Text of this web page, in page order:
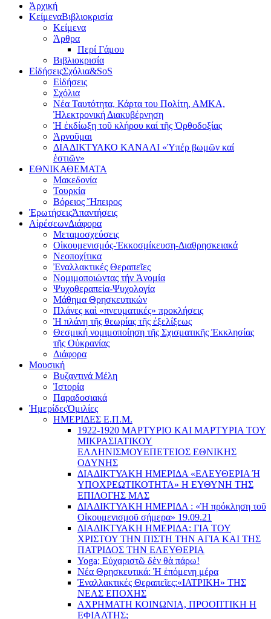
Ἀρχική
ΚείμεναΒιβλιοκρισία
Κείμενα
Άρθρα
Περί Γάμου
Βιβλιοκρισία
ΕἰδήσειςΣχόλια&SoS
Εἰδήσεις
Σχόλια
Νέα Ταυτότητα, Κάρτα του Πολίτη, ΑΜΚΑ,
Ἠλεκτρονική Διακυβέρνηση
Ἡ ἐκδίωξη τοῦ κλήρου καί τῆς Ὀρθοδοξίας
Ἀρνοῦμαι
ΔΙΑΔΙΚΤΥΑΚΟ ΚΑΝΑΛΙ «Ὑπέρ βωμῶν καί
ἑστιῶν»
ΕΘΝΙΚΑΘΕΜΑΤΑ
Μακεδονία
Τουρκία
Βόρειος Ἤπειρος
ἘρωτήσειςἈπαντήσεις
ΑἱρέσεωνΔιάφορα
Μεταμοσχεύσεις
Οἰκουμενισμός-Ἐκκοσμίκευση-Διαθρησκειακά
Νεοποχίτικα
Ἐναλλακτικές Θεραπεῖες
Νομιμοποιώντας τήν Ἀνομία
Ψυχοθεραπεία-Ψυχολογία
Μάθημα Θρησκευτικών
Πλάνες καὶ «πνευματικές» προκλήσεις
Ἡ πλάνη τῆς θεωρίας τῆς ἐξελίξεως
Θεσμική νομιμοποίηση τῆς Σχισματικῆς Ἐκκλησίας
τῆς Οὐκρανίας
Διάφορα
Μουσική
Βυζαντινά Μέλη
Ἰστορία
Παραδοσιακά
ἩμερίδεςὉμιλίες
ΗΜΕΡΙΔΕΣ Ε.Π.Μ.
1922-1920 ΜΑΡΤΥΡΙΟ ΚΑI ΜΑΡΤΥΡIΑ ΤΟΥ
ΜΙΚΡΑΣΙΑΤΙΚΟΥ
EΛΛΗΝΙΣΜΟΥEΠEΤΕΙΟΣ EΘΝΙΚHΣ
O∆YΝΗΣ
ΔΙΑΔΙΚΤΥΑΚΗ ΗΜΕΡΙΔΑ «EΛΕΥΘΕΡΙΑ Ή
YΠΟΧΡΕΩΤΙΚΟΤΗΤΑ» Η ΕΥΘΥΝΗ ΤΗΣ
EΠΙΛΟΓΗΣ ΜΑΣ
ΔΙΑΔΙΚΤΥΑΚΗ ΗΜΕΡΙΔΑ : «Ἡ πρόκληση τοῦ
Οἰκουμενισμοῦ σήμερα» 19.09.21
ΔΙΑΔΙΚΤΥΑΚΗ ΗΜΕΡΙΔΑ: ΓΙΑ ΤΟΥ
ΧΡΙΣΤΟΥ ΤΗΝ ΠΙΣΤΗ ΤΗΝ ΑΓΙΑ ΚΑΙ ΤΗΣ
ΠΑΤΡΙΔΟΣ ΤΗΝ ΕΛΕΥΘΕΡΙΑ
Yoga; Εὐχαριστῶ δὲν θὰ πάρω!
Νέα Θρησκευτικά: Ἡ ἑπόμενη μέρα
Ἐναλλακτικές Θεραπεῖες:«ΙΑΤΡΙΚΗ» ΤΗΣ
ΝΕΑΣ ΕΠΟΧΗΣ
ΑΧΡΗΜΑΤΗ ΚΟΙΝΩΝΙΑ, ΠΡΟΟΠΤΙΚΗ Η
ΕΦΙΑΛΤΗΣ;